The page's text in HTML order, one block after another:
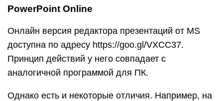
PowerPoint Online
Онлайн версия редактора презентаций от MS
доступна по адресу https://goo.gl/VXCC37.
Принцип действий у него совпадает с
аналогичной программой для ПК.
Однако есть и некоторые отличия. Например, на